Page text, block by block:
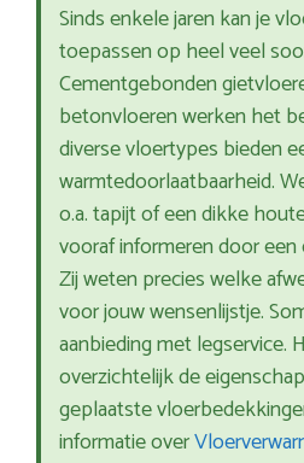
Sinds enkele jaren kan je
toepassen op heel veel
Cementgebonden
betonvloeren werken het
diverse vloertypes bieden
warmtedoorlaatbaarheid.
o.a. tapijt of een dikke
vooraf informeren door
Zij weten precies welke
voor jouw wensenlijstje.
aanbieding met legservice.
overzichtelijk de
geplaatste
informatie over